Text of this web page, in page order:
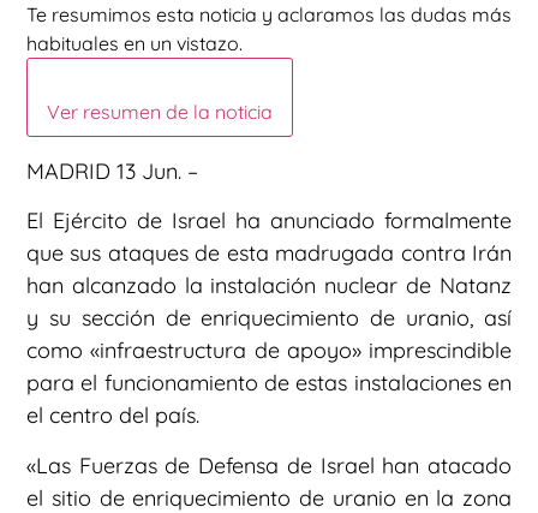
Te resumimos esta noticia y aclaramos las dudas más
habituales en un vistazo.
Ver resumen de la noticia
MADRID 13 Jun. –
El Ejército de Israel ha anunciado formalmente
que sus ataques de esta madrugada contra Irán
han alcanzado la instalación nuclear de Natanz
y su sección de enriquecimiento de uranio, así
como «infraestructura de apoyo» imprescindible
para el funcionamiento de estas instalaciones en
el centro del país.
«Las Fuerzas de Defensa de Israel han atacado
el sitio de enriquecimiento de uranio en la zona